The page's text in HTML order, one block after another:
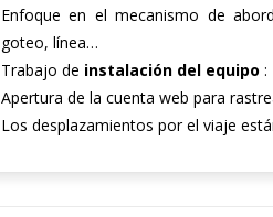
Enfoque en el mecanismo de
goteo, línea…
Trabajo de instalación del equipo :
Apertura de la cuenta web para
Los desplazamientos por el viaje